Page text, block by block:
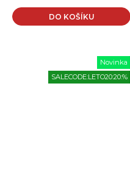
DO KOŠÍKU
Novinka
SALECODE:LETO20:20:%